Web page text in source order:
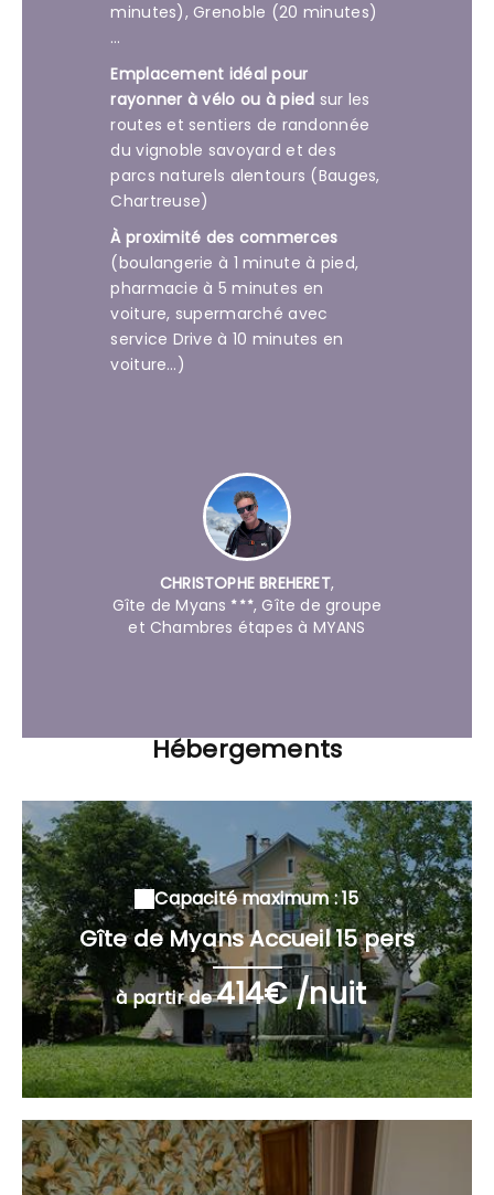
minutes), Grenoble (20 minutes)
…
Emplacement idéal pour
rayonner à vélo ou à pied sur les
routes et sentiers de randonnée
du vignoble savoyard et des
parcs naturels alentours (Bauges,
Chartreuse)
À proximité des commerces
(boulangerie à 1 minute à pied,
pharmacie à 5 minutes en
voiture, supermarché avec
service Drive à 10 minutes en
voiture…)
CHRISTOPHE BREHERET,
Gîte de Myans
, Gîte de groupe
et Chambres étapes à MYANS
Hébergements
Capacité maximum : 15
Gîte de Myans Accueil 15 pers
à partir de414€ /nuit